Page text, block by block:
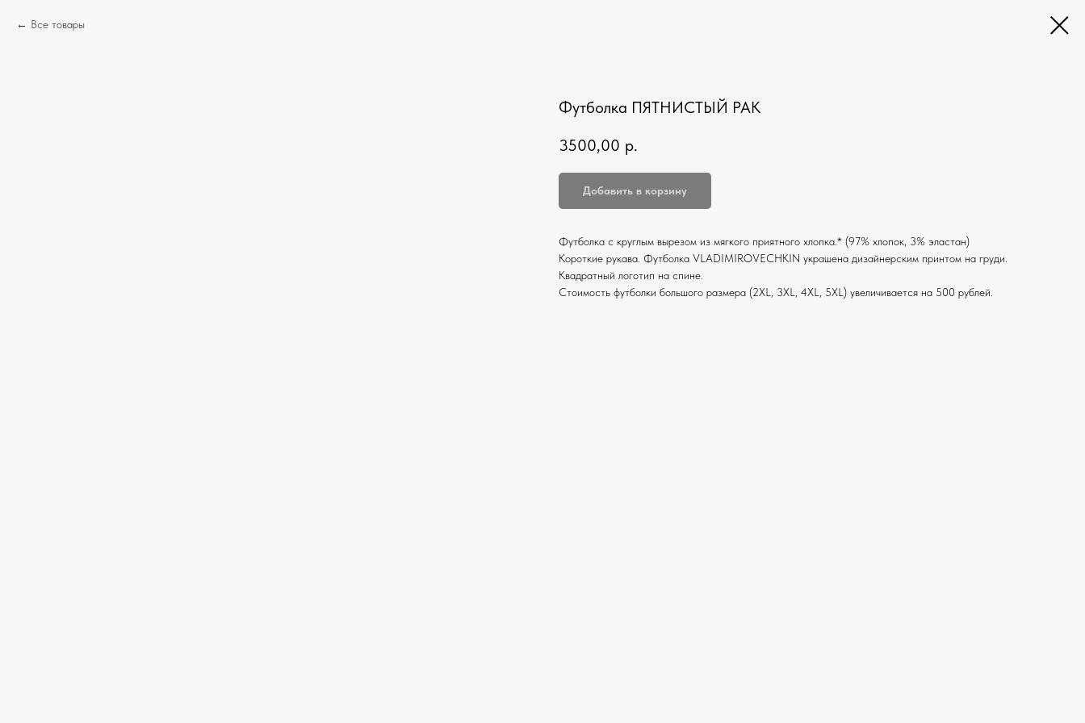
Все товары
Футболка ПЯТНИСТЫЙ РАК
3500,00 р.
Добавить в корзину
Футболка c круглым вырезом из мягкого приятного хлопка.* (97% хлопок, 3% эластан)
Короткие рукава. Футболка VLADIMIROVECHKIN украшена дизайнерским принтом на груди.
Квадратный логотип на спине.
Стоимость футболки большого размера (2XL, 3XL, 4XL, 5XL) увеличивается на 500 рублей.